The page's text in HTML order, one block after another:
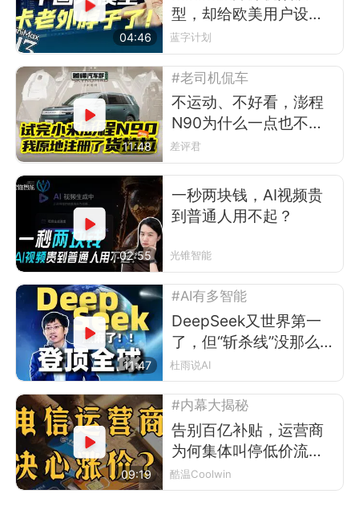
04:46
型，却给欧美用户设了
道门槛
蓝字计划
11:48
#老司机侃车
不运动、不好看，澎程
N90为什么一点也不像
小米？
差评君
02:55
一秒两块钱，AI视频贵
到普通人用不起？
光锥智能
11:47
#AI有多智能
DeepSeek又世界第一
了，但“斩杀线”没那么简
单
杜雨说AI
09:19
#内幕大揭秘
告别百亿补贴，运营商
为何集体叫停低价流量
卡？
酷温Coolwin